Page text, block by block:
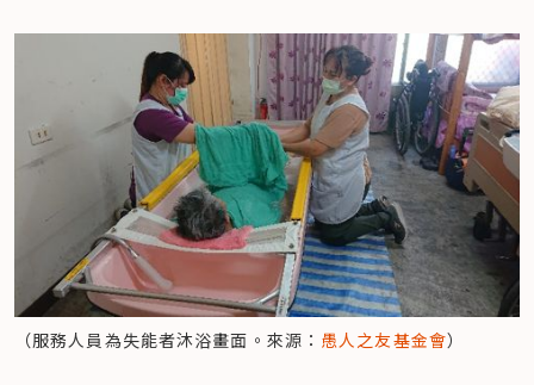
（服務人員為失能者沐浴畫面。來源： 愚人之友基金會）